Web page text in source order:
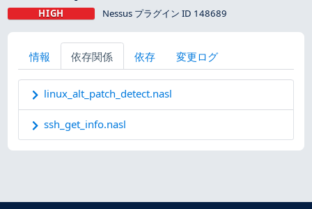
HIGH Nessus プラグイン ID 148689
情報 依存関係 依存 変更ログ
linux_alt_patch_detect.nasl
ssh_get_info.nasl